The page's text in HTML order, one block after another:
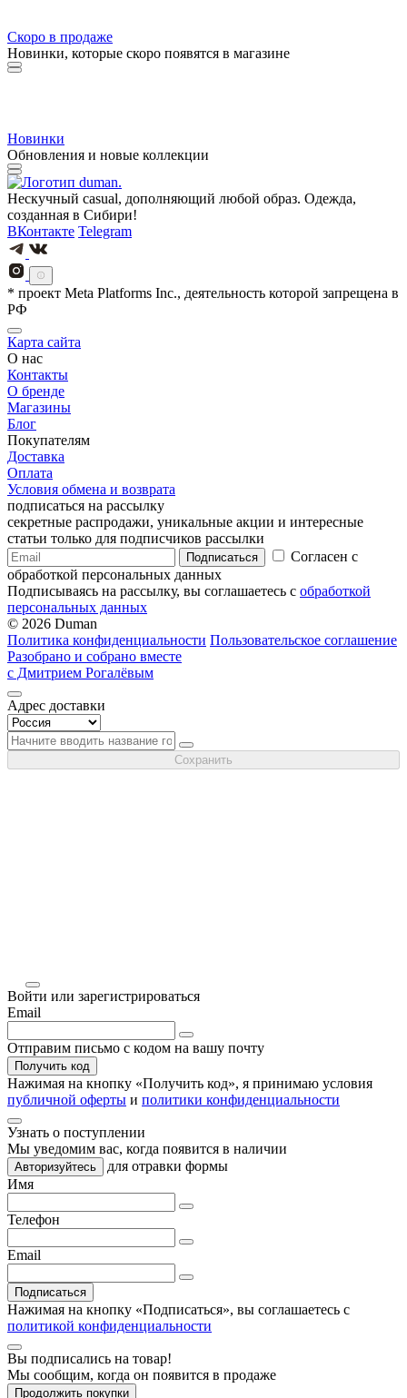
Скоро в продаже
Новинки, которые скоро появятся в магазине
Новинки
Обновления и новые коллекции
Нескучный casual, дополняющий любой образ. Одежда,
созданная в Сибири!
ВКонтакте Telegram
* проект Meta Platforms Inc., деятельность которой запрещена в
РФ
Карта сайта
О нас
Контакты
О бренде
Магазины
Блог
Покупателям
Доставка
Оплата
Условия обмена и возврата
подписаться на рассылку
секретные распродажи, уникальные акции и интересные
статьи только для подписчиков рассылки
Подписаться
Согласен с
обработкой персональных данных
Подписываясь на рассылку, вы соглашаетесь с обработкой
персональных данных
© 2026 Duman
Политика конфиденциальности Пользовательское соглашение
Разобрано и собрано вместе
с Дмитрием Рогалёвым
Адрес доставки
Сохранить
Войти или зарегистрироваться
Email
Отправим письмо с кодом на вашу почту
Получить код
Нажимая на кнопку «Получить код», я принимаю условия
публичной оферты и политики конфиденциальности
Узнать о поступлении
Мы уведомим вас, когда появится в наличии
Авторизуйтесь
для отравки формы
Имя
Телефон
Email
Подписаться
Нажимая на кнопку «Подписаться», вы соглашаетесь с
политикой конфиденциальности
Вы подписались на товар!
Мы сообщим, когда он появится в продаже
Продолжить покупки